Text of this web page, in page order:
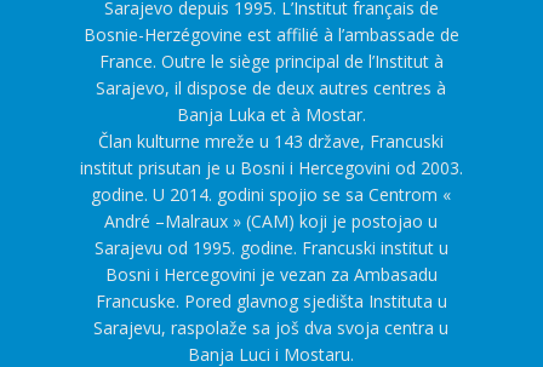
Sarajevo depuis 1995. L’Institut français de
Bosnie-Herzégovine est affilié à l’ambassade de
France. Outre le siège principal de l’Institut à
Sarajevo, il dispose de deux autres centres à
Banja Luka et à Mostar.
Član kulturne mreže u 143 države, Francuski
institut prisutan je u Bosni i Hercegovini od 2003.
godine. U 2014. godini spojio se sa Centrom «
André –Malraux » (CAM) koji je postojao u
Sarajevu od 1995. godine. Francuski institut u
Bosni i Hercegovini je vezan za Ambasadu
Francuske. Pored glavnog sjedišta Instituta u
Sarajevu, raspolaže sa još dva svoja centra u
Banja Luci i Mostaru.